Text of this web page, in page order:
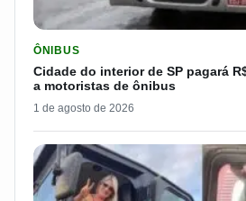
ÔNIBUS
Cidade do interior de SP pagará
a motoristas de ônibus
1 de agosto de 2026